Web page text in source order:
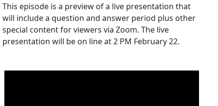
This episode is a preview of a live presentation that
will include a question and answer period plus other
special content for viewers via Zoom. The live
presentation will be on line at 2 PM February 22.